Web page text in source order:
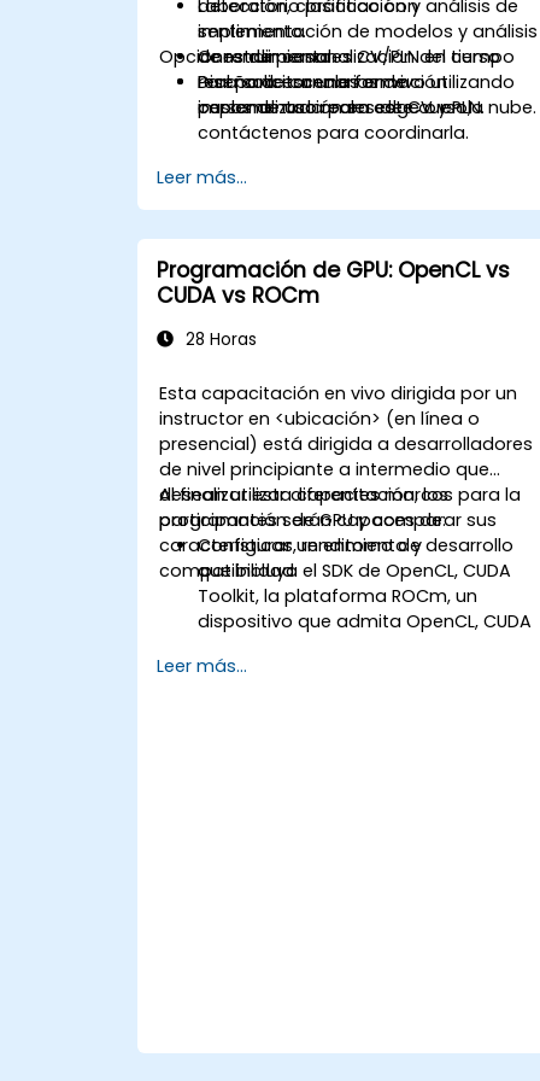
detección, clasificación y análisis de
sentimiento.
Construir canales CV/PLN en tiempo
real para escenarios de
implementación en edge o en la nube.
Laboratorio práctico con
implementación de modelos y análisis
de rendimiento.
Diseño de canales en vivo utilizando
casos de uso reales de CV y PLN.
Opciones de personalización del curso
Para solicitar una formación
personalizada para este curso,
contáctenos para coordinarla.
Leer más...
Programación de GPU: OpenCL vs
CUDA vs ROCm
28 Horas
Esta capacitación en vivo dirigida por un
instructor en <ubicación> (en línea o
presencial) está dirigida a desarrolladores
de nivel principiante a intermedio que
desean utilizar diferentes marcos para la
programación de GPU y comparar sus
características, rendimiento y
compatibilidad.
Al finalizar esta capacitación, los
participantes serán capaces de:
Configurar un entorno de desarrollo
que incluya el SDK de OpenCL, CUDA
Toolkit, la plataforma ROCm, un
dispositivo que admita OpenCL, CUDA
Crear un programa básico de GPU que
variables y bibliotecas respectivas
Leer más...